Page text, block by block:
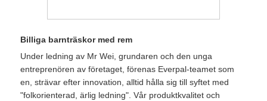
Billiga barnträskor med rem
Under ledning av Mr Wei, grundaren och den unga
entreprenören av företaget, förenas Everpal-teamet som
en, strävar efter innovation, alltid hålla sig till syftet med
"folkorienterad, ärlig ledning". Vår produktkvalitet och